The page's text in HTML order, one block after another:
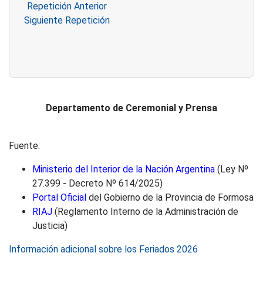
Repetición Anterior
Siguiente Repetición
Departamento de Ceremonial y Prensa
Fuente:
Ministerio del Interior de la Nación Argentina (Ley Nº
27.399 - Decreto Nº 614/2025)
Portal Oficial del Gobierno de la Provincia de Formosa
RIAJ (Reglamento Interno de la Administración de
Justicia)
Información adicional sobre los Feriados 2026